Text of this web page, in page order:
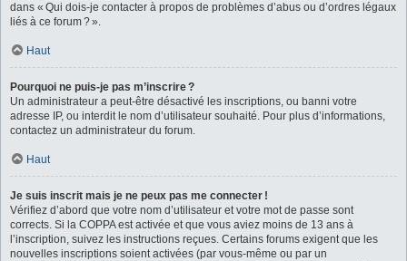
dans « Qui dois-je contacter à propos de problèmes d’abus ou d’ordres légaux
liés à ce forum ? ».
Haut
Pourquoi ne puis-je pas m’inscrire ?
Un administrateur a peut-être désactivé les inscriptions, ou banni votre
adresse IP, ou interdit le nom d’utilisateur souhaité. Pour plus d’informations,
contactez un administrateur du forum.
Haut
Je suis inscrit mais je ne peux pas me connecter !
Vérifiez d’abord que votre nom d’utilisateur et votre mot de passe sont
corrects. Si la COPPA est activée et que vous aviez moins de 13 ans à
l’inscription, suivez les instructions reçues. Certains forums exigent que les
nouvelles inscriptions soient activées (par vous-même ou par un